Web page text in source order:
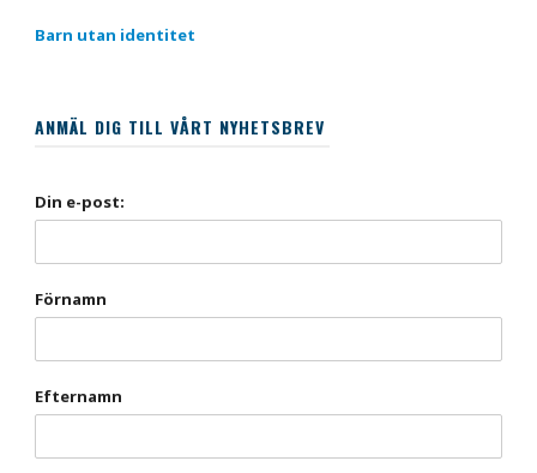
Barn utan identitet
ANMÄL DIG TILL VÅRT NYHETSBREV
Din e-post:
Förnamn
Efternamn